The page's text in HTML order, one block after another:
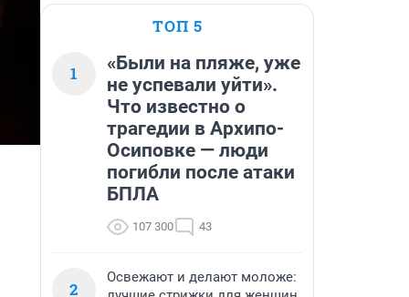
ТОП 5
1
«Были на пляже, уже
не успевали уйти».
Что известно о
трагедии в Архипо-
Осиповке — люди
погибли после атаки
БПЛА
107 300 43
2
Освежают и делают моложе: